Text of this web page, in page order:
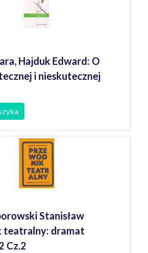
Hajduk Edward: O
i nieskutecznej
Stanisław
teatralny: dramat
Cz.2